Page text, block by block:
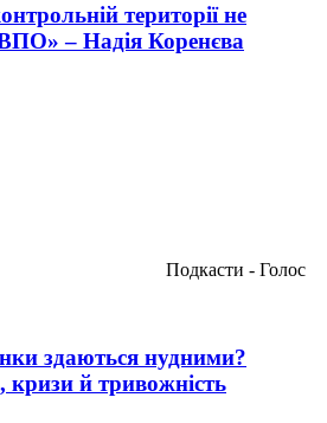
території не
ВПО» – Надія Коренєва
Подкасти - Голос
здаються нудними?
й тривожність